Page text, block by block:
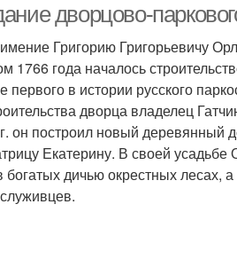
дворцово-
Григорию Григорьевичу
1766 года началось
в истории русского
дворца владелец
он построил новый деревянный
Екатерину. В своей
дичью окрестных лесах,